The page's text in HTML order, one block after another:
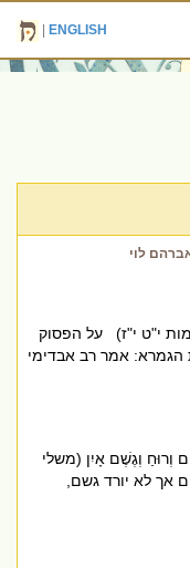
ENGLISH
לוי
י"ט י"ז) על הפסוק
הגמרא: אמר רב אבדימי
וְרוּחַ וְגֶשֶׁם אָיִן (משלי
אך לא יורד גשם,